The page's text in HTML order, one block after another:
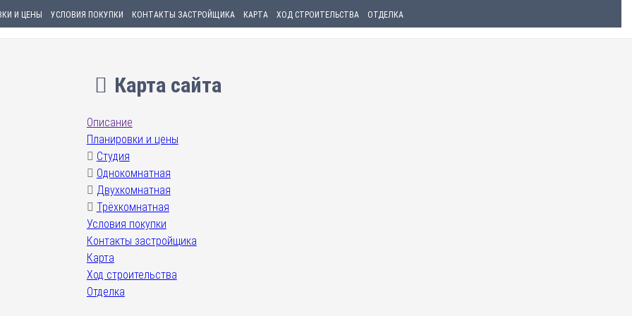
И ЦЕНЫ УСЛОВИЯ ПОКУПКИ КОНТАКТЫ ЗАСТРОЙЩИКА КАРТА ХОД СТРОИТЕЛЬСТВА ОТДЕЛКА
Карта сайта
Описание
Планировки и цены
Студия
Однокомнатная
Двухкомнатная
Трёхкомнатная
Условия покупки
Контакты застройщика
Карта
Ход строительства
Отделка